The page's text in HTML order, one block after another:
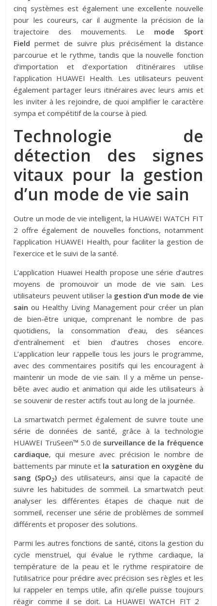
cinq systèmes est également une excellente nouvelle
pour les coureurs, car il augmente la précision de la
trajectoire des mouvements. Le mode Sport
Fieldpermet de suivre plus précisément la distance
parcourue et le rythme, tandis que la nouvelle fonction
d’importation et d’exportation d’itinéraires utilise
l’application HUAWEI Health. Les utilisateurs peuvent
également partager leurs itinéraires avec leurs amis et
les inviter à les rejoindre, de quoi amplifier le caractère
sympa et compétitif de la course à pied.
Technologie de
détection des signes
vitaux pour la gestion
d’un mode de vie sain
Outre un mode de vie intelligent, la HUAWEI WATCH FIT
2 offre également de nouvelles fonctions, notamment
l’application HUAWEI Health, pour faciliter la gestion de
l’exercice et le suivi de la santé.
L’application Huawei Health propose une série d’autres
moyens de promouvoir un mode de vie sain. Les
utilisateurs peuvent utiliser la gestion d’un mode de vie
sain ou Healthy Living Management pour créer un plan
de bien-être unique, comprenant le nombre de pas
quotidiens, la consommation d’eau, des séances
d’entraînement et bien d’autres choses encore.
L’application leur rappelle tous les jours le programme,
avec des commentaires positifs qui les encouragent à
maintenir un mode de vie sain. Il y a même un pense-
bête avec audio et animation qui aide les utilisateurs à
se souvenir de rester actifs tout au long de la journée.
La smartwatch permet également de suivre toute une
série de données de santé, grâce à la technologie
HUAWEI TruSeen™ 5.0 de surveillance de la fréquence
cardiaque, qui mesure avec précision le nombre de
battements par minute et la saturation en oxygène du
sang (SpO2) des utilisateurs, ainsi que la capacité de
suivre les habitudes de sommeil. La smartwatch peut
analyser les différentes étapes de chaque nuit de
sommeil, recenser une série de problèmes de sommeil
différents et proposer des solutions.
Parmi les autres fonctions de santé, citons la gestion du
cycle menstruel, qui évalue le rythme cardiaque, la
température de la peau et le rythme respiratoire de
l’utilisatrice pour prédire avec précision ses règles et les
lui rappeler en temps utile, afin qu’elle puisse toujours
réagir comme il se doit. La HUAWEI WATCH FIT 2 ​